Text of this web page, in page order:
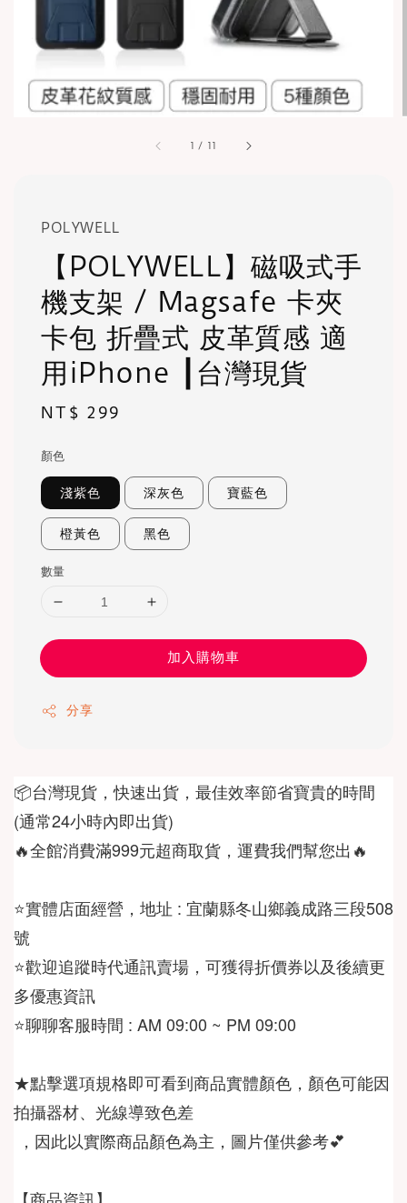
1 / 11
POLYWELL
【POLYWELL】磁吸式手
機支架 / Magsafe 卡夾
卡包 折疊式 皮革質感 適
用iPhone ┃台灣現貨
Regular
NT$ 299
顏色
淺紫色 深灰色 寶藍色
橙黃色 黑色
數量
加入購物車
分享
📦台灣現貨，快速出貨，最佳效率節省寶貴的時間
🔥全館消費滿999元超商取貨，運費我們幫您出🔥
⭐️實體店面經營，地址 : 宜蘭縣冬山鄉義成路三段508
⭐️歡迎追蹤時代通訊賣場，可獲得折價券以及後續更
⭐️聊聊客服時間 : AM 09:00 ~ PM 09:00
★點擊選項規格即可看到商品實體顏色，顏色可能因
，因此以實際商品顏色為主，圖片僅供參考💕